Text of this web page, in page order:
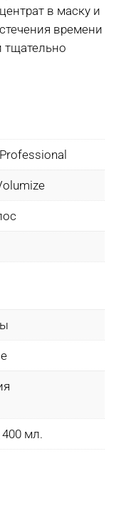
в маску и
времени
тщательно
мл.